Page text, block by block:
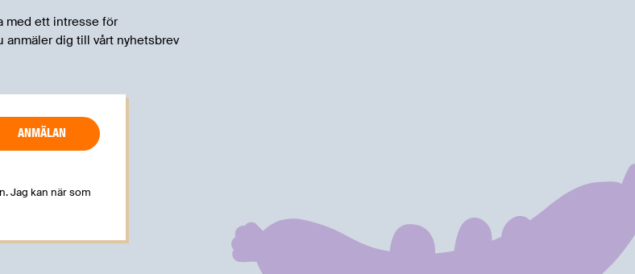
med ett intresse för
anmäler dig till vårt nyhetsbrev
Jag kan när som